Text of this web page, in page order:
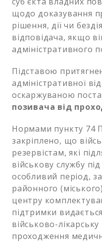
щодо доказування
рішення, дії чи
відповідача, якщо
адміністративного
Підставою
адміністративної
оскаржуваною
позивача від
Нормами пункту 74
закріплено, що
резервістам, які
військову службу під
особливий період,
районного
центру
підтримки
військово-лікарську
проходження